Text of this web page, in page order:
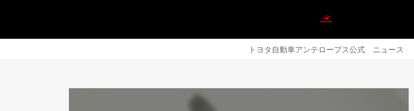
トヨタ自動車アンテロープス公式 ニュース